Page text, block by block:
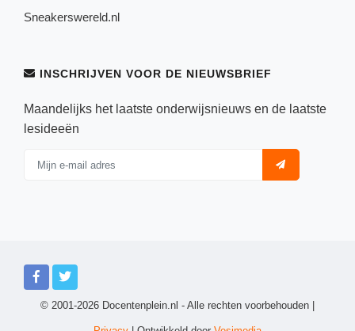
Sneakerswereld.nl
INSCHRIJVEN VOOR DE NIEUWSBRIEF
Maandelijks het laatste onderwijsnieuws en de laatste
lesideeën
© 2001-2026 Docentenplein.nl - Alle rechten voorbehouden |